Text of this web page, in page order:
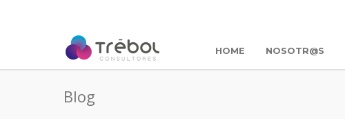
HOME NOSOTR@S
Blog